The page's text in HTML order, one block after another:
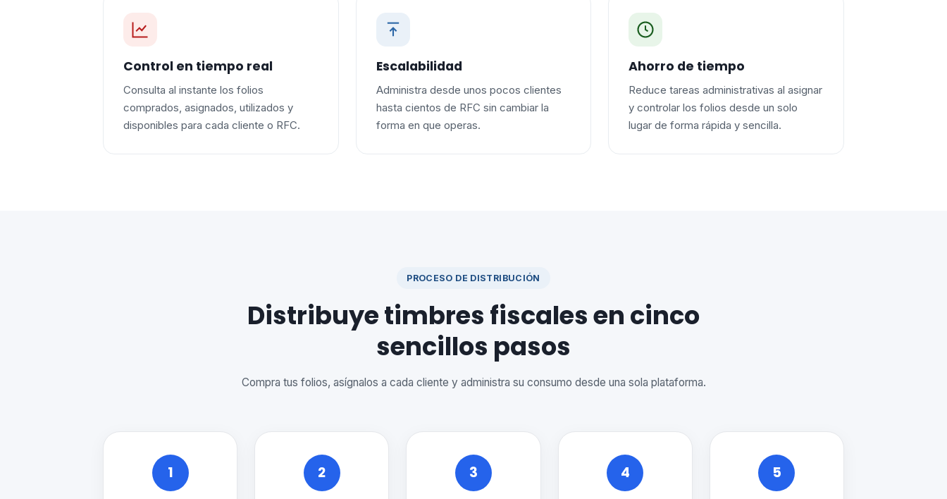
Control en tiempo real
Consulta al instante los folios
comprados, asignados, utilizados y
disponibles para cada cliente o RFC.
Escalabilidad
Administra desde unos pocos clientes
hasta cientos de RFC sin cambiar la
forma en que operas.
Ahorro de tiempo
Reduce tareas administrativas al asignar
y controlar los folios desde un solo
lugar de forma rápida y sencilla.
PROCESO DE DISTRIBUCIÓN
Distribuye timbres fiscales en cinco
sencillos pasos
Compra tus folios, asígnalos a cada cliente y administra su consumo desde una sola plataforma.
1 2 3 4 5